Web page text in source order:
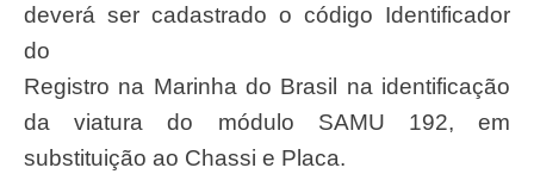
deverá ser cadastrado o código Identificador
do
Registro na Marinha do Brasil na identificação
da viatura do módulo SAMU 192, em
substituição ao Chassi e Placa.